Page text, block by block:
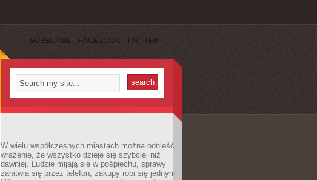
SUBSCRIBE FACEBOOK TWITTER
W wielu współczesnych miastach można odnieść
wrażenie, że wszystko dzieje się szybciej niż
dawniej. Ludzie mijają się w pośpiechu, sprawy
załatwia się przez telefon, zakupy robi się jednym